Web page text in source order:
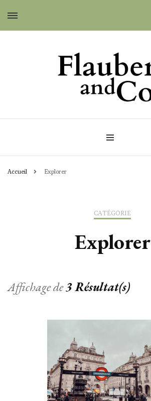
Flaubert and Co.
Accueil Explorer
CATÉGORIE
Explorer
Affichage de3 Résultat(s)